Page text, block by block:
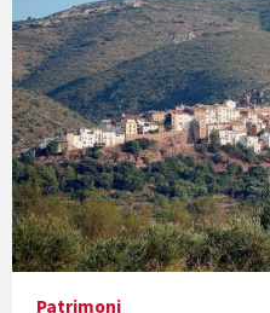
Diumenge de ressurecció
Patrimoni